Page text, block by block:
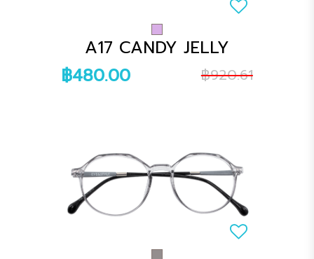
A17 CANDY JELLY
฿480.00
฿920.61